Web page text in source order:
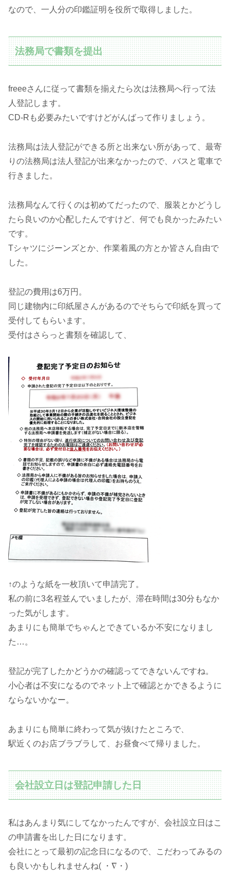
なので、一人分の印鑑証明を役所で取得しました。
法務局で書類を提出
freeeさんに従って書類を揃えたら次は法務局へ行って法
人登記します。
CD-Rも必要みたいですけどがんばって作りましょう。
法務局は法人登記ができる所と出来ない所があって、最寄
りの法務局は法人登記が出来なかったので、バスと電車で
行きました。
法務局なんて行くのは初めてだったので、服装とかどうし
たら良いのか心配したんですけど、何でも良かったみたい
です。
Tシャツにジーンズとか、作業着風の方とか皆さん自由で
した。
登記の費用は6万円。
同じ建物内に印紙屋さんがあるのでそちらで印紙を買って
受付してもらいます。
受付はさらっと書類を確認して、
↑のような紙を一枚頂いて申請完了。
私の前に3名程並んでいましたが、滞在時間は30分もなか
った気がします。
あまりにも簡単でちゃんとできているか不安になりまし
た…。
登記が完了したかどうかの確認ってできないんですね。
小心者は不安になるのでネット上で確認とかできるように
ならないかなー。
あまりにも簡単に終わって気が抜けたところで、
駅近くのお店ブラブラして、お昼食べて帰りました。
会社設立日は登記申請した日
私はあんまり気にしてなかったんですが、会社設立日はこ
の申請書を出した日になります。
会社にとって最初の記念日になるので、こだわってみるの
も良いかもしれませんね( ・∇・)